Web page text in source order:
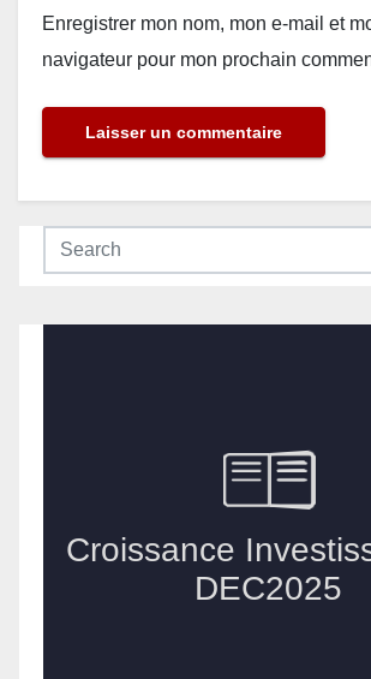
Enregistrer mon nom, mon e-mail et
navigateur pour mon prochain